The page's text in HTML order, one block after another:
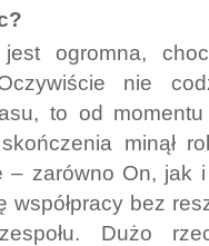
ogromna,
nie
to od
minął
– zarówno On, jak
współpracy bez
Dużo